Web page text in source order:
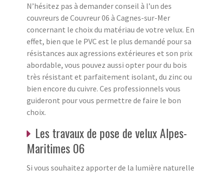
N’hésitez pas à demander conseil à l’un des
couvreurs de Couvreur 06 à Cagnes-sur-Mer
concernant le choix du matériau de votre velux. En
effet, bien que le PVC est le plus demandé pour sa
résistances aux agressions extérieures et son prix
abordable, vous pouvez aussi opter pour du bois
très résistant et parfaitement isolant, du zinc ou
bien encore du cuivre. Ces professionnels vous
guideront pour vous permettre de faire le bon
choix.
Les travaux de pose de velux Alpes-
Maritimes 06
Si vous souhaitez apporter de la lumière naturelle